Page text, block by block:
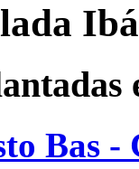
Bas -